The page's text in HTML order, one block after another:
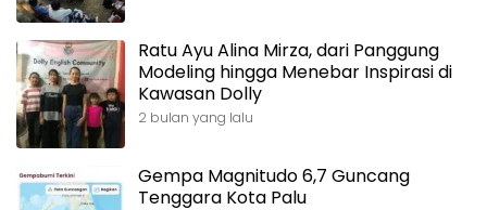
Ratu Ayu Alina Mirza, dari Panggung
Modeling hingga Menebar Inspirasi di
Kawasan Dolly
2 bulan yang lalu
Gempa Magnitudo 6,7 Guncang
Tenggara Kota Palu